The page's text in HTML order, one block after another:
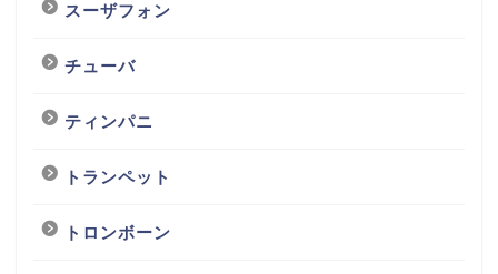
スーザフォン
チューバ
ティンパニ
トランペット
トロンボーン